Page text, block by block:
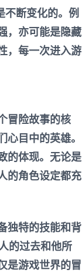
不断变化的。例
，亦可能是隐藏
，每一次进入游
冒险故事的核
目中的英雄。
的体现。无论是
的角色设定都充
独特的技能和背
的过去和他所
是游戏世界的冒